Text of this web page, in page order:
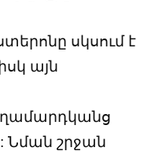
սկսում է
այն
Նման շրջան